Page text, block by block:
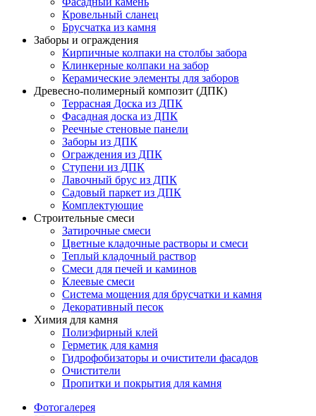
Кровельный сланец
Брусчатка из камня
Заборы и ограждения
Кирпичные колпаки на столбы забора
Клинкерные колпаки на забор
Керамические элементы для заборов
Древесно-полимерный композит (ДПК)
Террасная Доска из ДПК
Фасадная доска из ДПК
Реечные стеновые панели
Заборы из ДПК
Ограждения из ДПК
Ступени из ДПК
Лавочный брус из ДПК
Садовый паркет из ДПК
Комплектующие
Строительные смеси
Затирочные смеси
Цветные кладочные растворы и смеси
Теплый кладочный раствор
Смеси для печей и каминов
Клеевые смеси
Система мощения для брусчатки и камня
Декоративный песок
Химия для камня
Полиэфирный клей
Герметик для камня
Гидрофобизаторы и очистители фасадов
Очистители
Пропитки и покрытия для камня
Фотогалерея